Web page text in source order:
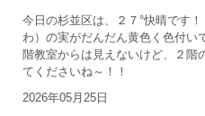
今日の杉並区は、２７°快晴です
わ）の実がだんだん黄色く色付い
階教室からは見えないけど、２階
てくださいね～！！
2026年05月25日